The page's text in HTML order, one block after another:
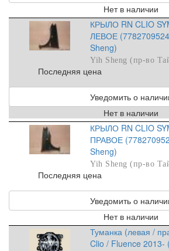
Нет в наличии
КРЫЛО RN CLIO
ЛЕВОЕ
Sheng)
Yih Sheng (пр-во
Последняя цена
Уведомить о
Нет в наличии
КРЫЛО RN CLIO
ПРАВОЕ
Sheng)
Yih Sheng (пр-во
Последняя цена
Уведомить о
Нет в наличии
Туманка (левая /
Clio / Fluence 2013-